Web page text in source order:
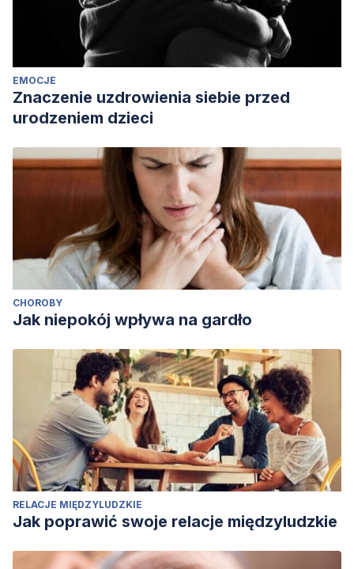
EMOCJE
Znaczenie uzdrowienia siebie przed
urodzeniem dzieci
CHOROBY
Jak niepokój wpływa na gardło
RELACJE MIĘDZYLUDZKIE
Jak poprawić swoje relacje międzyludzkie